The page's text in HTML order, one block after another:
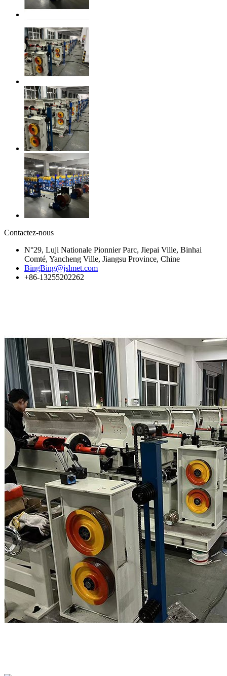
Contactez-nous
N°29, Luji Nationale Pionnier Parc, Jiepai Ville, Binhai
Comté, Yancheng Ville, Jiangsu Province, Chine
BingBing@jslmet.com
+86-13255202262